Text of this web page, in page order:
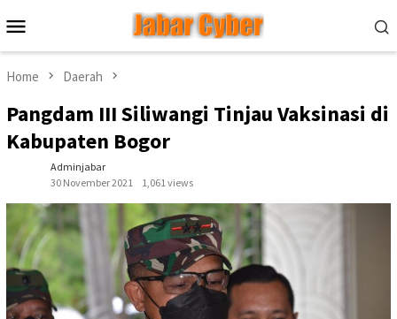
to
contentMenu
Home Daerah
Pangdam III Siliwangi Tinjau Vaksinasi di
Kabupaten Bogor
Adminjabar
30 November 2021
1,061 views